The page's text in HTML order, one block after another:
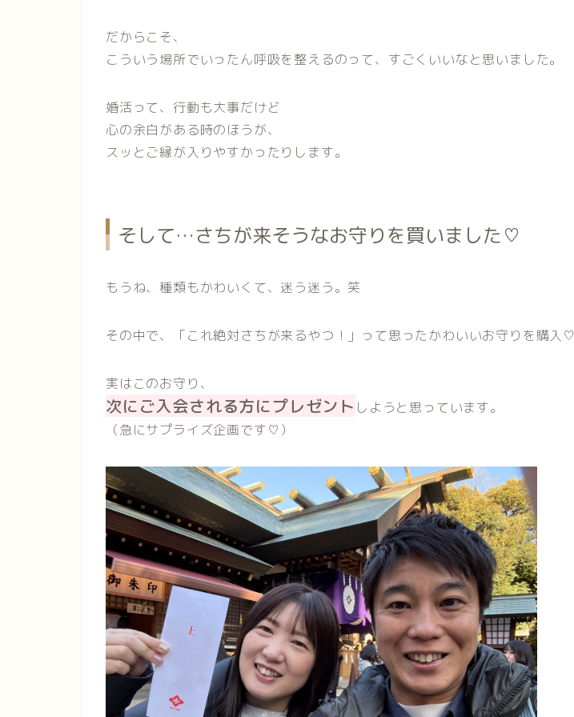
だからこそ、
こういう場所でいったん呼吸を整えるのって、すごくいいなと思いました。
婚活って、行動も大事だけど
心の余白がある時のほうが、
スッとご縁が入りやすかったりします。
そして…さちが来そうなお守りを買いました♡
もうね、種類もかわいくて、迷う迷う。笑
その中で、「これ絶対さちが来るやつ！」って思ったかわいいお守りを購入♡
実はこのお守り、
次にご入会される方にプレゼント しようと思っています。
（急にサプライズ企画です♡）